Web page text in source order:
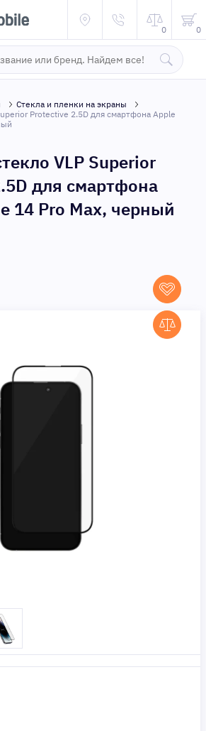
0 0
Стекла и пленки на экраны
Protective 2.5D для смартфона Apple
VLP Superior
для смартфона
14 Pro Max, черный